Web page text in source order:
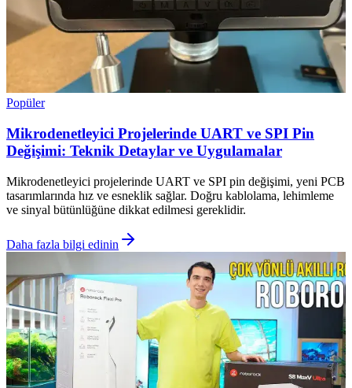
Popüler
Mikrodenetleyici Projelerinde UART ve SPI Pin
Değişimi: Teknik Detaylar ve Uygulamalar
Mikrodenetleyici projelerinde UART ve SPI pin değişimi, yeni PCB
tasarımlarında hız ve esneklik sağlar. Doğru kablolama, lehimleme
ve sinyal bütünlüğüne dikkat edilmesi gereklidir.
Daha fazla bilgi edinin